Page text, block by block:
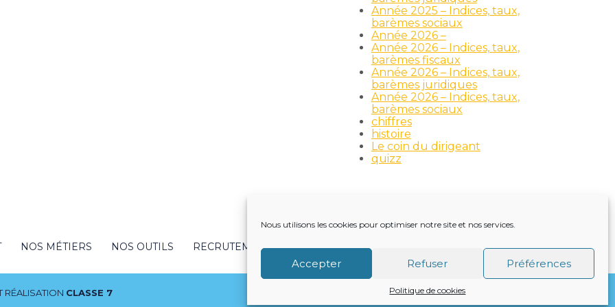
Nous utilisons les cookies pour optimiser notre site et nos services.
Accepter Refuser Préférences
Politique de cookies
Année 2025 – Indices, taux,
barèmes sociaux
Année 2026 –
Année 2026 – Indices, taux,
barèmes fiscaux
Année 2026 – Indices, taux,
barèmes juridiques
Année 2026 – Indices, taux,
barèmes sociaux
chiffres
histoire
Le coin du dirigeant
quizz
NOS MÉTIERS NOS OUTILS RECRUTEMENT NOTRE ACTUALITÉ VIE DU CABINET CONTACT
RÉALISATION CLASSE 7